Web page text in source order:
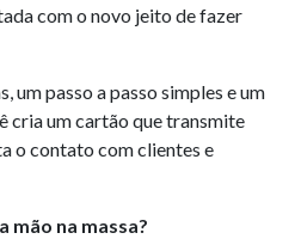
com o novo jeito de fazer
um passo a passo simples e um
cria um cartão que transmite
o contato com clientes e
mão na massa?